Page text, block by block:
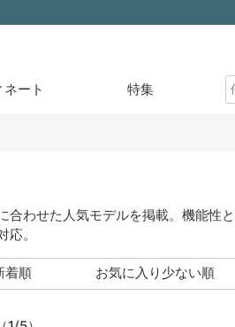
ネート 特集
わせた人気モデルを掲載。機能性
。
着順 お気に入り少ない順